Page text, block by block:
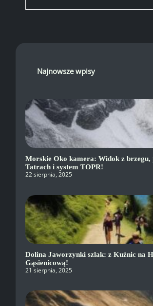
Najnowsze wpisy
Morskie Oko kamera: Widok z brzegu,
Tatrach i system TOPR!
22 sierpnia, 2025
Dolina Jaworzynki szlak: z Kuźnic na
Gąsienicową!
21 sierpnia, 2025